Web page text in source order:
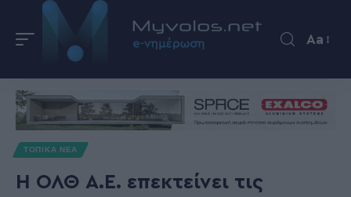
Aa
ΤΟΠΙΚΑ ΝΕΑ
Η ΟΛΘ Α.Ε. επεκτείνει τις